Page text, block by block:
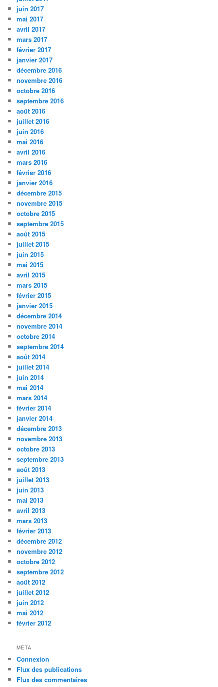
juin 2017
mai 2017
avril 2017
mars 2017
février 2017
janvier 2017
décembre 2016
novembre 2016
octobre 2016
septembre 2016
août 2016
juillet 2016
juin 2016
mai 2016
avril 2016
mars 2016
février 2016
janvier 2016
décembre 2015
novembre 2015
octobre 2015
septembre 2015
août 2015
juillet 2015
juin 2015
mai 2015
avril 2015
mars 2015
février 2015
janvier 2015
décembre 2014
novembre 2014
octobre 2014
septembre 2014
août 2014
juillet 2014
juin 2014
mai 2014
mars 2014
février 2014
janvier 2014
décembre 2013
novembre 2013
octobre 2013
septembre 2013
août 2013
juillet 2013
juin 2013
mai 2013
avril 2013
mars 2013
février 2013
décembre 2012
novembre 2012
octobre 2012
septembre 2012
août 2012
juillet 2012
juin 2012
mai 2012
février 2012
MÉTA
Connexion
Flux des publications
Flux des commentaires